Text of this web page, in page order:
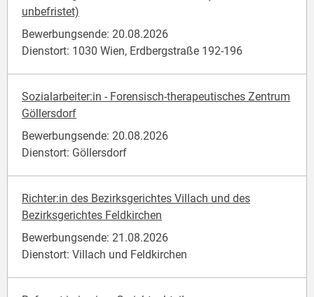
unbefristet)
Bewerbungsende: 20.08.2026
Dienstort: 1030 Wien, Erdbergstraße 192-196
Sozialarbeiter:in - Forensisch-therapeutisches Zentrum
Göllersdorf
Bewerbungsende: 20.08.2026
Dienstort: Göllersdorf
Richter:in des Bezirksgerichtes Villach und des
Bezirksgerichtes Feldkirchen
Bewerbungsende: 21.08.2026
Dienstort: Villach und Feldkirchen